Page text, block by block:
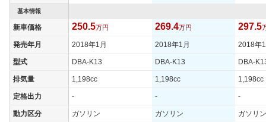
基本情報
新車価格 250.5万円 269.4万円 297.5
発売年月 2018年1月 2018年1月 2018年
型式 DBA-K13 DBA-K13 DBA-
排気量 1,198cc 1,198cc 1,198cc
定格出力 - - -
動力区分 ガソリン ガソリン ガソリン